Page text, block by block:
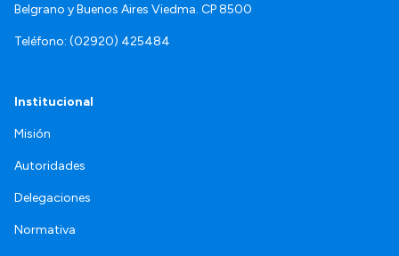
Belgrano y Buenos Aires Viedma. CP 8500
Teléfono: (02920) 425484
Institucional
Misión
Autoridades
Delegaciones
Normativa